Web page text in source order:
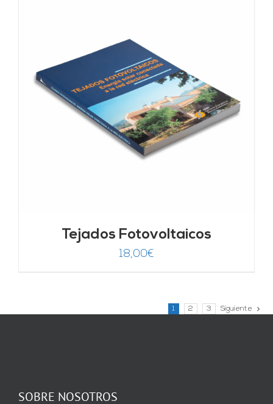
Tejados Fotovoltaicos
18,00€
1 2 3 Siguiente
SOBRE NOSOTROS